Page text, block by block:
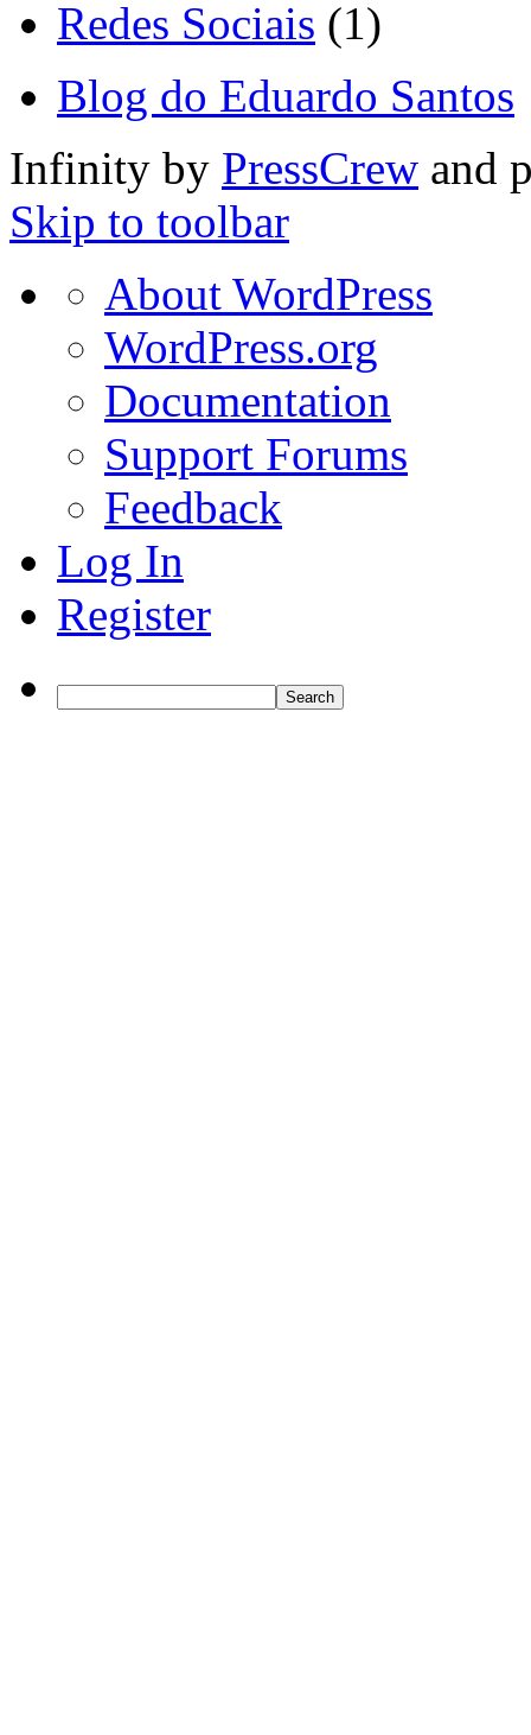
Redes Sociais (1)
Blog do Eduardo Santos
Infinity by PressCrew and
Skip to toolbar
WordPressAbout WordPress
WordPress.org
Documentation
Support Forums
Feedback
Log In
Register
Search